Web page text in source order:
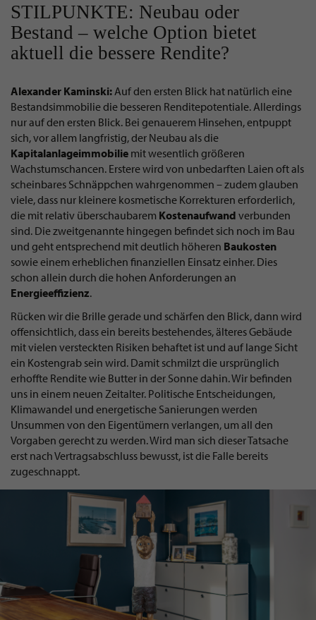
STILPUNKTE: Neubau oder
Bestand – welche Option bietet
aktuell die bessere Rendite?
Alexander Kaminski:Auf den ersten Blick hat natürlich eine
Bestandsimmobilie die besseren Renditepotentiale. Allerdings
nur auf den ersten Blick. Bei genauerem Hinsehen, entpuppt
sich, vor allem langfristig, der Neubau als die
Kapitalanlageimmobilie mit wesentlich größeren
Wachstumschancen. Erstere wird von unbedarften Laien oft als
scheinbares Schnäppchen wahrgenommen – zudem glauben
viele, dass nur kleinere kosmetische Korrekturen erforderlich,
die mit relativ überschaubarem Kostenaufwand verbunden
sind. Die zweitgenannte hingegen befindet sich noch im Bau
und geht entsprechend mit deutlich höheren Baukosten
sowie einem erheblichen finanziellen Einsatz einher. Dies
schon allein durch die hohen Anforderungen an
Energieeffizienz.
Rücken wir die Brille gerade und schärfen den Blick, dann wird
offensichtlich, dass ein bereits bestehendes, älteres Gebäude
mit vielen versteckten Risiken behaftet ist und auf lange Sicht
ein Kostengrab sein wird. Damit schmilzt die ursprünglich
erhoffte Rendite wie Butter in der Sonne dahin. Wir befinden
uns in einem neuen Zeitalter. Politische Entscheidungen,
Klimawandel und energetische Sanierungen werden
Unsummen von den Eigentümern verlangen, um all den
Vorgaben gerecht zu werden. Wird man sich dieser Tatsache
erst nach Vertragsabschluss bewusst, ist die Falle bereits
zugeschnappt.